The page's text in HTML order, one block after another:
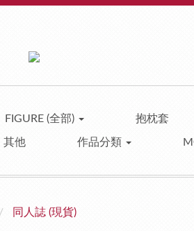
FIGURE (全部) 抱枕套
其他 作品分類
同人誌 (現貨)